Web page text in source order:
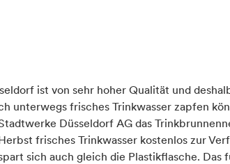
ist von sehr hoher Qualität und
unterwegs frisches Trinkwasser zapfen
Düsseldorf AG das
frisches Trinkwasser kostenlos zur
sich auch gleich die Plastikflasche.